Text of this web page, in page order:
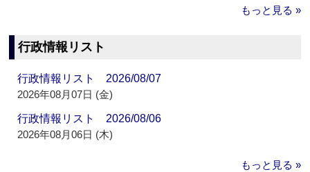
もっと見る »
行政情報リスト
行政情報リスト 2026/08/07
2026年08月07日 (金)
行政情報リスト 2026/08/06
2026年08月06日 (木)
もっと見る »